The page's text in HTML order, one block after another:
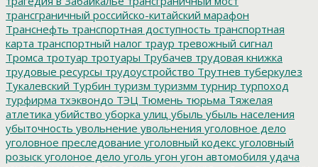
трансграничный российско-китайский марафон
Транснефть транспортная доступность транспортная
карта транспортный налог траур тревожный сигнал
Тромса тротуар тротуары Трубачев трудовая книжка
трудовые ресурсы трудоустройство Трутнев туберкулез
Тукалевский Турбин туризм туризмм турнир турпоход
турфирма тхэквондо ТЭЦ Тюмень тюрьма Тяжелая
атлетика убийство уборка улиц убыль убыль населения
убыточность увольнение увольнения уголовное дело
уголовное преследование уголовный кодекс уголовный
розыск уголоное дело уголь угон угон автомобиля удача